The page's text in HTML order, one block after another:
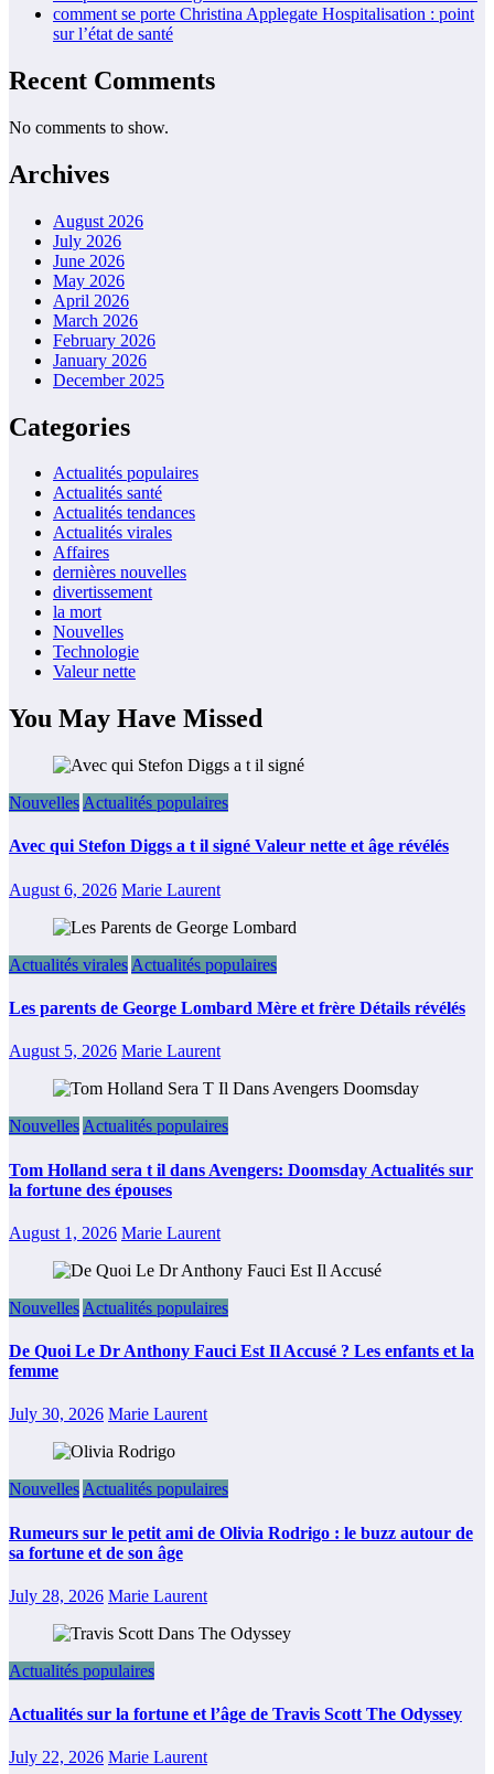
comment se porte Christina Applegate Hospitalisation : point
sur l’état de santé
Recent Comments
No comments to show.
Archives
August 2026
July 2026
June 2026
May 2026
April 2026
March 2026
February 2026
January 2026
December 2025
Categories
Actualités populaires
Actualités santé
Actualités tendances
Actualités virales
Affaires
dernières nouvelles
divertissement
la mort
Nouvelles
Technologie
Valeur nette
You May Have Missed
Nouvelles Actualités populaires
Avec qui Stefon Diggs a t il signé Valeur nette et âge révélés
August 6, 2026 Marie Laurent
Actualités virales Actualités populaires
Les parents de George Lombard Mère et frère Détails révélés
August 5, 2026 Marie Laurent
Nouvelles Actualités populaires
Tom Holland sera t il dans Avengers: Doomsday Actualités sur
la fortune des épouses
August 1, 2026 Marie Laurent
Nouvelles Actualités populaires
De Quoi Le Dr Anthony Fauci Est Il Accusé ? Les enfants et la
femme
July 30, 2026 Marie Laurent
Nouvelles Actualités populaires
Rumeurs sur le petit ami de Olivia Rodrigo : le buzz autour de
sa fortune et de son âge
July 28, 2026 Marie Laurent
Actualités populaires
Actualités sur la fortune et l’âge de Travis Scott The Odyssey
July 22, 2026 Marie Laurent